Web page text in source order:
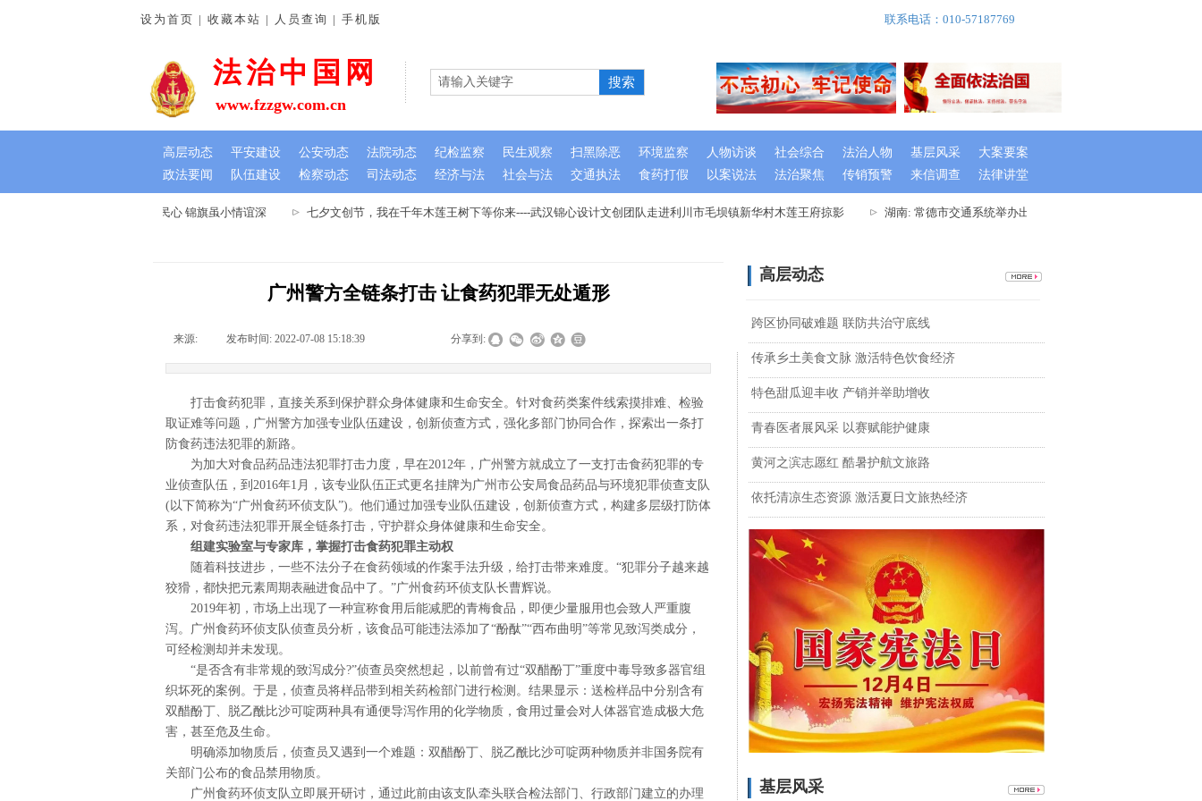
河南通许法院：排忧解难暖民心 锦旗虽小情谊深 七夕文创节，我在千年木莲王树下等你来----武汉锦心设计文创团队走进利川市毛坝镇新华村木莲王府掠影 湖南: 常德市交通系统举办出租车驾驶员创文专题培训班
法治中国网
政法要闻 队伍建设 检察动态 司法动态 经济与法 社会与法 交通执法 食药打假 以案说法 法治聚焦 传销预警 来信调查 法律讲堂
设为首页 | 收藏本站 | 人员查询 | 手机版 联系电话：010-57187769
搜索
www.fzzgw.com.cn
高层动态 平安建设 公安动态 法院动态 纪检监察 民生观察 扫黑除恶 环境监察 人物访谈 社会综合 法治人物 基层风采 大案要案
高层动态
广州警方全链条打击 让食药犯罪无处遁形
来源: 发布时间: 2022-07-08 15:18:39 分享到:
打击食药犯罪，直接关系到保护群众身体健康和生命安全。针对食药类案件线索摸排难、检验
取证难等问题，广州警方加强专业队伍建设，创新侦查方式，强化多部门协同合作，探索出一条打
防食药违法犯罪的新路。
为加大对食品药品违法犯罪打击力度，早在2012年，广州警方就成立了一支打击食药犯罪的专
业侦查队伍，到2016年1月，该专业队伍正式更名挂牌为广州市公安局食品药品与环境犯罪侦查支队
(以下简称为“广州食药环侦支队”)。他们通过加强专业队伍建设，创新侦查方式，构建多层级打防体
系，对食药违法犯罪开展全链条打击，守护群众身体健康和生命安全。
组建实验室与专家库，掌握打击食药犯罪主动权
随着科技进步，一些不法分子在食药领域的作案手法升级，给打击带来难度。“犯罪分子越来越
狡猾，都快把元素周期表融进食品中了。”广州食药环侦支队长曹辉说。
2019年初，市场上出现了一种宣称食用后能减肥的青梅食品，即便少量服用也会致人严重腹
泻。广州食药环侦支队侦查员分析，该食品可能违法添加了“酚酞”“西布曲明”等常见致泻类成分，
可经检测却并未发现。
“是否含有非常规的致泻成分?”侦查员突然想起，以前曾有过“双醋酚丁”重度中毒导致多器官组
织坏死的案例。于是，侦查员将样品带到相关药检部门进行检测。结果显示：送检样品中分别含有
双醋酚丁、脱乙酰比沙可啶两种具有通便导泻作用的化学物质，食用过量会对人体器官造成极大危
害，甚至危及生命。
明确添加物质后，侦查员又遇到一个难题：双醋酚丁、脱乙酰比沙可啶两种物质并非国务院有
关部门公布的食品禁用物质。
广州食药环侦支队立即展开研讨，通过此前由该支队牵头联合检法部门、行政部门建立的办理
跨区协同破难题 联防共治守底线
传承乡土美食文脉 激活特色饮食经济
特色甜瓜迎丰收 产销并举助增收
青春医者展风采 以赛赋能护健康
黄河之滨志愿红 酷暑护航文旅路
依托清凉生态资源 激活夏日文旅热经济
基层风采